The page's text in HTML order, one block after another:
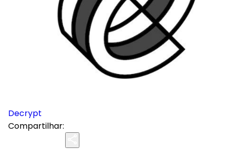
Decrypt
Compartilhar: